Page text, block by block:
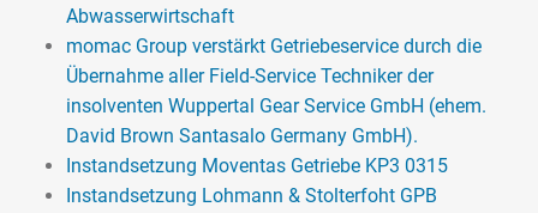
Abwasserwirtschaft
momac Group verstärkt Getriebeservice durch die
Übernahme aller Field-Service Techniker der
insolventen Wuppertal Gear Service GmbH (ehem.
David Brown Santasalo Germany GmbH).
Instandsetzung Moventas Getriebe KP3 0315
Instandsetzung Lohmann & Stolterfoht GPB